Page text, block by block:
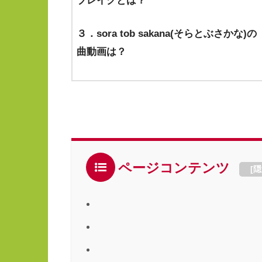
３．sora tob sakana(そらとぶさかな)の
曲動画は？
ページコンテンツ [